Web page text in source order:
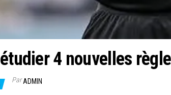
étudier 4 nouvelles
ParADMIN